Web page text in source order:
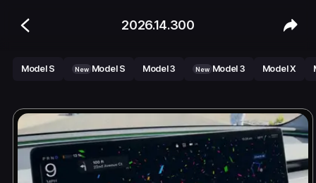
2026.14.300
Model S New Model S Model 3 New Model 3 Model X